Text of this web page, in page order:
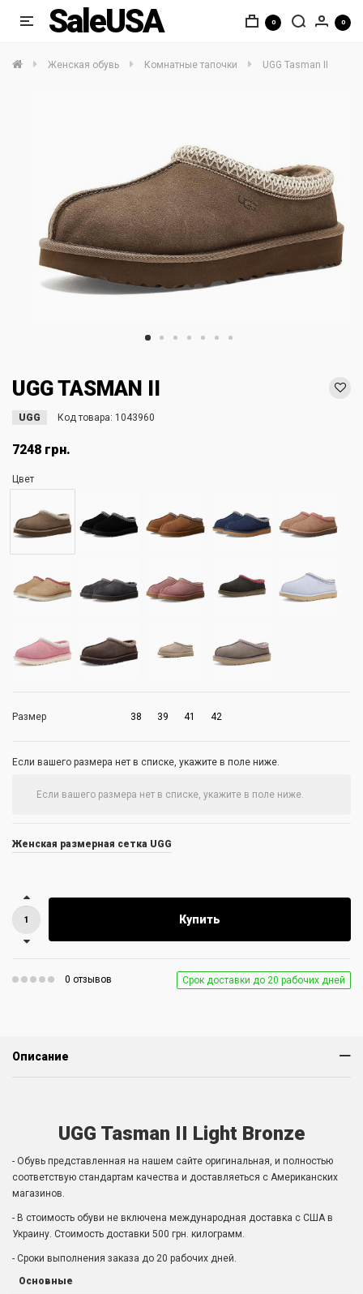
SaleUSA 0 0
Женская обувь Комнатные тапочки UGG Tasman II
UGG TASMAN II
UGG Код товара: 1043960
7248 грн.
Цвет
Размер 38 39 41 42
Если вашего размера нет в списке, укажите в поле ниже.
Женская размерная сетка UGG
Купить
0 отзывов Срок доставки до 20 рабочих дней
Описание
UGG Tasman II Light Bronze
- Обувь представленная на нашем сайте оригинальная, и полностью
соответствую стандартам качества и доставляеться с Американских
магазинов.
- В стоимость обуви не включена международная доставка с США в
Украину. Стоимость доставки 500 грн. килограмм.
- Сроки выполнения заказа до 20 рабочих дней.
Основные